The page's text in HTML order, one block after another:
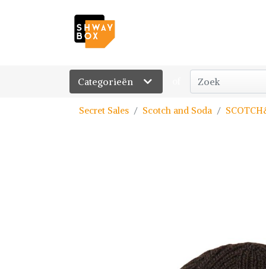
Categorieën
Secret Sales Scotch and Soda